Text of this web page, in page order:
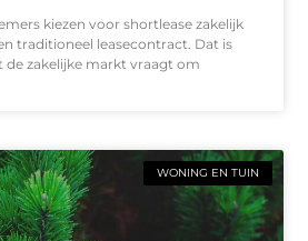
kiezen voor shortlease zakelijk
traditioneel leasecontract. Dat is
de zakelijke markt vraagt om
WONING EN TUIN